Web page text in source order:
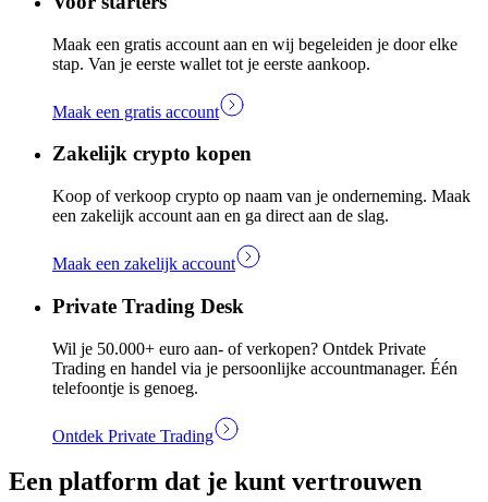
Maak een gratis account aan en wij begeleiden je door elke
stap. Van je eerste wallet tot je eerste aankoop.
Maak een gratis account
Zakelijk crypto kopen
Koop of verkoop crypto op naam van je onderneming. Maak
een zakelijk account aan en ga direct aan de slag.
Maak een zakelijk account
Private Trading Desk
Wil je 50.000+ euro aan- of verkopen? Ontdek Private
Trading en handel via je persoonlijke accountmanager. Één
telefoontje is genoeg.
Ontdek Private Trading
Een platform dat je kunt vertrouwen